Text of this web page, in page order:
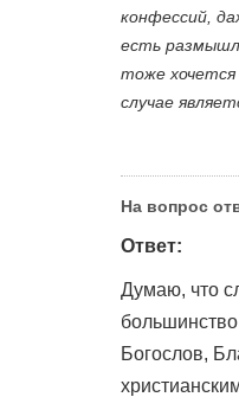
конфессий,
есть
тоже
случае
На вопрос
Ответ:
Думаю, что
Богослов,